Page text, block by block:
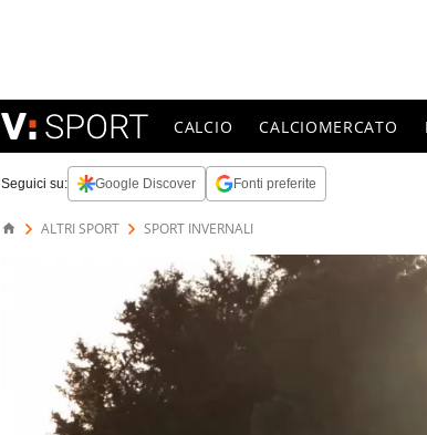
CALCIO CALCIOMERCATO
Seguici su: Google Discover Fonti preferite
ALTRI SPORT SPORT INVERNALI